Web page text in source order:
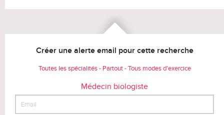
Créer une alerte email pour cette recherche
Toutes les spécialités - Partout - Tous modes d'exercice
Médecin biologiste